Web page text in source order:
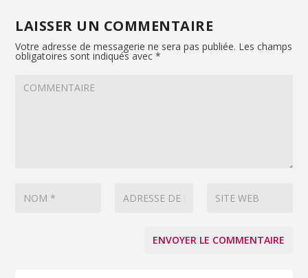
LAISSER UN COMMENTAIRE
Votre adresse de messagerie ne sera pas publiée. Les champs
obligatoires sont indiqués avec*